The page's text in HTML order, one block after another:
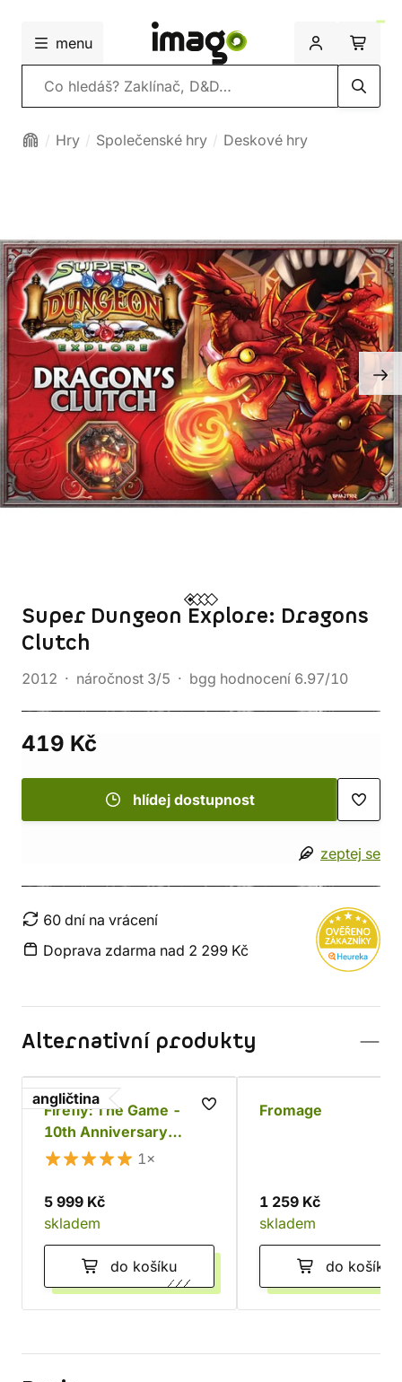
menu
Vyhledávání
Hry Společenské hry Deskové hry
Super Dungeon Explore: Dragons
Clutch
2012 náročnost 3/5 bgg hodnocení 6.97/10
419 Kč
hlídej dostupnost
zeptej se
60 dní na vrácení
Doprava zdarma nad 2 299 Kč
Alternativní produkty
angličtina
Firefly: The Game -
10th Anniversary
Collector's Edition
1×
5 999 Kč
skladem
do košíku
Fromage
1 259 Kč
skladem
do košíku